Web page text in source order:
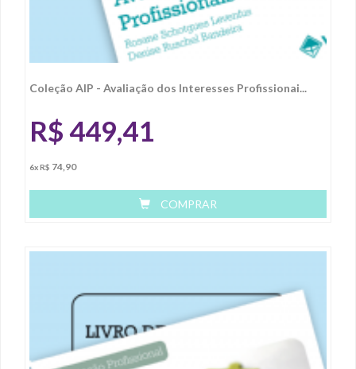
Coleção AIP - Avaliação dos Interesses Profissionai...
R$449,41
6x R$ 74,90
COMPRAR